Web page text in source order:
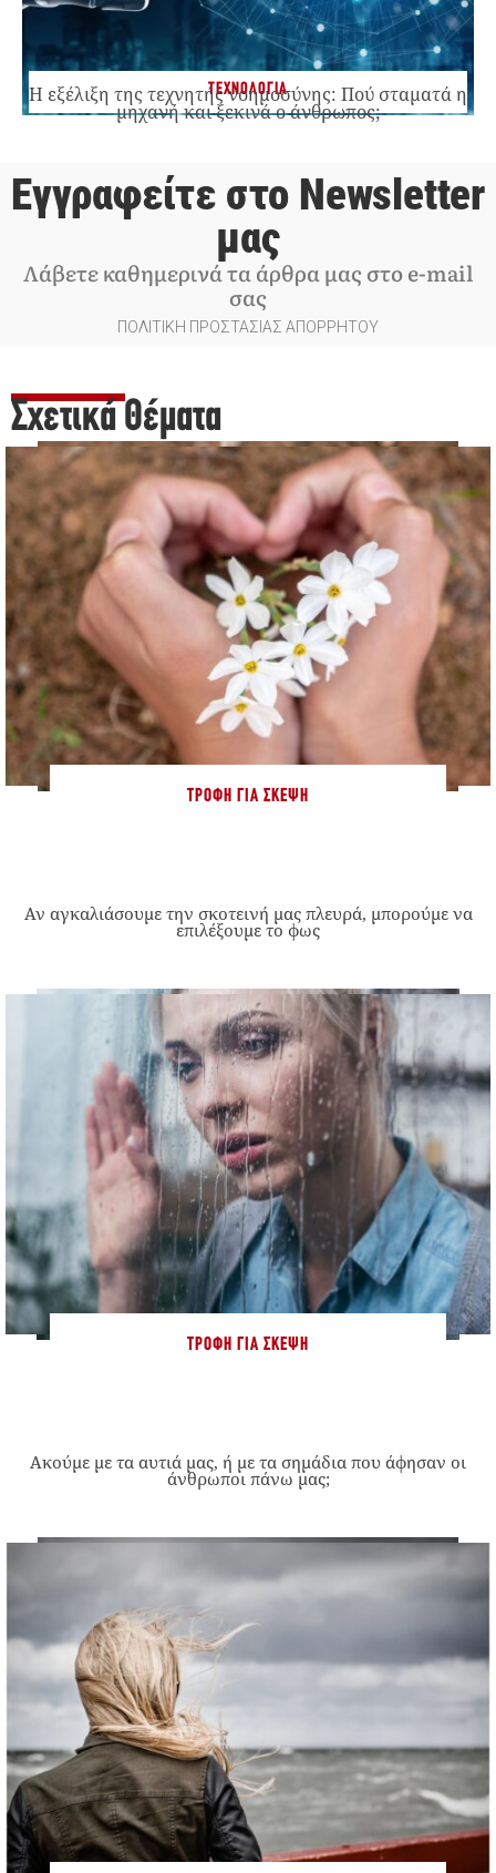
ΤΕΧΝΟΛΟΓΙΑ
Η εξέλιξη της τεχνητής νοημοσύνης: Πού σταματά η
μηχανή και ξεκινά ο άνθρωπος;
Εγγραφείτε στο Newsletter
μας
Λάβετε καθημερινά τα άρθρα μας στο e-mail
σας
ΠΟΛΙΤΙΚΗ ΠΡΟΣΤΑΣΙΑΣ ΑΠΟΡΡΗΤΟΥ
Σχετικά Θέματα
ΤΡΟΦΉ ΓΙΑ ΣΚΈΨΗ
Αν αγκαλιάσουμε την σκοτεινή μας πλευρά, μπορούμε να
επιλέξουμε το φως
ΤΡΟΦΉ ΓΙΑ ΣΚΈΨΗ
Ακούμε με τα αυτιά μας, ή με τα σημάδια που άφησαν οι
άνθρωποι πάνω μας;